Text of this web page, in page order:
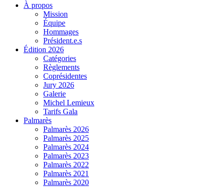
À propos
Mission
Équipe
Hommages
Président.e.s
Édition 2026
Catégories
Règlements
Coprésidentes
Jury 2026
Galerie
Michel Lemieux
Tarifs Gala
Palmarès
Palmarès 2026
Palmarès 2025
Palmarès 2024
Palmarès 2023
Palmarès 2022
Palmarès 2021
Palmarès 2020